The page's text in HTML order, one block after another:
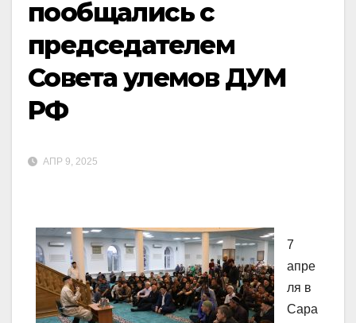
пообщались с
председателем
Совета улемов ДУМ
РФ
АПР 9, 2025
7
апре
ля в
Сара